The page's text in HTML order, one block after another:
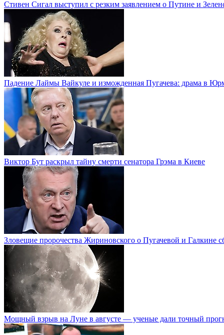
Стивен Сигал выступил с резким заявлением о Путине и
Падение Лаймы Вайкуле и изможденная Пугачева: драма в
Виктор Бут раскрыл тайну смерти сенатора Грэма в Киеве
Зловещие пророчества Жириновского о Пугачевой и Галкине
Мощный взрыв на Луне в августе — ученые дали точный